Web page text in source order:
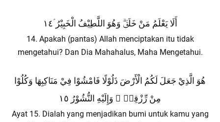
أَلَا يَعْلَمُ مَنْ خَلَقَۗ وَهُوَ اللَّطِيْفُ الْخَبِيْرُ ؑ١٤
14. Apakah (pantas) Allah menciptakan itu tidak
mengetahui? Dan Dia Mahahalus, Maha Mengetahui.
هُوَ الَّذِيْ جَعَلَ لَكُمُ الْأَرْضَ ذَلُوْلًا فَامْشُوْا فِيْ مَنَاكِبِهَا وَكُلُوْا
مِنْ رِّزْقِهٖ ۗ وَإِلَيْهِ النُّشُوْرُ ١٥
Ayat 15. Dialah yang menjadikan bumi untuk kamu yang